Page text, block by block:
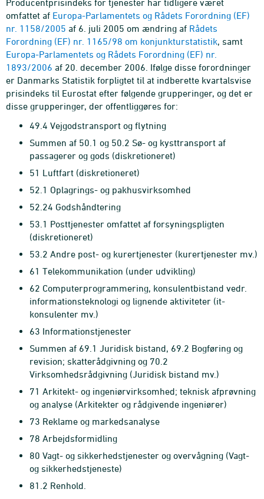
Producentprisindeks for tjenester har tidligere været
omfattet af Europa-Parlamentets og Rådets Forordning (EF)
nr. 1158/2005 af 6. juli 2005 om ændring af Rådets
Forordning (EF) nr. 1165/98 om konjunkturstatistik, samt
Europa-Parlamentets og Rådets Forordning (EF) nr.
1893/2006 af 20. december 2006. Ifølge disse forordninger
er Danmarks Statistik forpligtet til at indberette kvartalsvise
prisindeks til Eurostat efter følgende grupperinger, og det er
disse grupperinger, der offentliggøres for:
49.4 Vejgodstransport og flytning
Summen af 50.1 og 50.2 Sø- og kysttransport af
passagerer og gods (diskretioneret)
51 Luftfart (diskretioneret)
52.1 Oplagrings- og pakhusvirksomhed
52.24 Godshåndtering
53.1 Posttjenester omfattet af forsyningspligten
(diskretioneret)
53.2 Andre post- og kurertjenester (kurertjenester mv.)
61 Telekommunikation (under udvikling)
62 Computerprogrammering, konsulentbistand vedr.
informationsteknologi og lignende aktiviteter (it-
konsulenter mv.)
63 Informationstjenester
Summen af 69.1 Juridisk bistand, 69.2 Bogføring og
revision; skatterådgivning og 70.2
Virksomhedsrådgivning (Juridisk bistand mv.)
71 Arkitekt- og ingeniørvirksomhed; teknisk afprøvning
og analyse (Arkitekter og rådgivende ingeniører)
73 Reklame og markedsanalyse
78 Arbejdsformidling
80 Vagt- og sikkerhedstjenester og overvågning (Vagt-
og sikkerhedstjeneste)
81.2 Renhold.